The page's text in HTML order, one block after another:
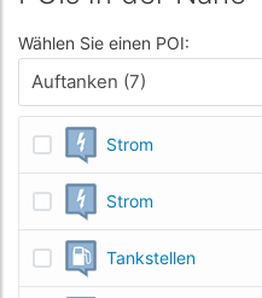
Wählen Sie einen POI:
Auftanken (7)
Strom
Strom
Tankstellen